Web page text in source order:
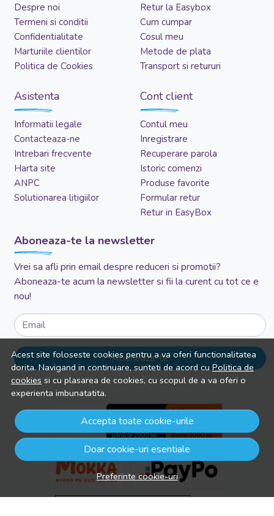
Acest site foloseste cookies pentru a va oferi functionalitatea
dorita. Navigand in continuare, sunteti de acord cuPolitica de
cookies si cu plasarea de cookies, cu scopul de a va oferi o
experienta imbunatatita.
Accepta toate cookie-urile
Doar cookie-uri esentiale
Preferinte cookie-uri
Despre noi
Termeni si conditii
Confidentialitate
Marturiile clientilor
Politica de Cookies
Retur la Easybox
Cum cumpar
Cosul meu
Metode de plata
Transport si retururi
Asistenta
Informatii legale
Contacteaza-ne
Intrebari frecvente
Harta site
ANPC
Solutionarea litigiilor
Cont client
Contul meu
Inregistrare
Recuperare parola
Istoric comenzi
Produse favorite
Formular retur
Retur in EasyBox
Aboneaza-te la newsletter
Vrei sa afli prin email despre reduceri si promotii?
Aboneaza-te acum la newsletter si fii la curent cu tot ce e
nou!
Email
Aboneaza-te